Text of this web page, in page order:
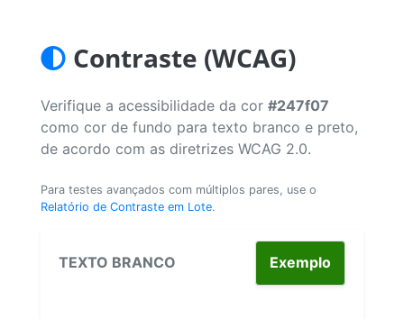
Contraste (WCAG)
Verifique a acessibilidade da cor #247f07
como cor de fundo para texto branco e preto,
de acordo com as diretrizes WCAG 2.0.
Para testes avançados com múltiplos pares, use o
Relatório de Contraste em Lote.
TEXTO BRANCO Exemplo